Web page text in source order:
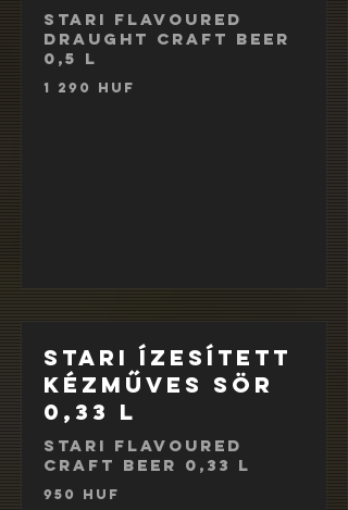
Stari flavoured
draught craft beer
0,5 l
1 290 HUF
Stari ízesített
kézműves sör
0,33 l
Stari flavoured
craft beer 0,33 l
950 HUF